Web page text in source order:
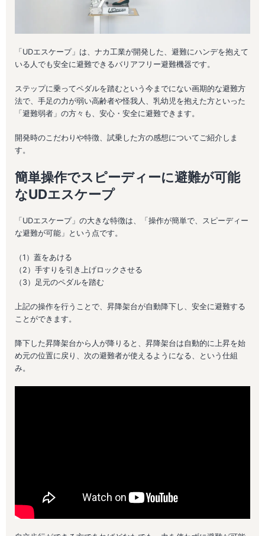
「UDエスケープ」は、ナカ工業が開発した、避難にハンデを抱えて
いる人でも安全に避難できるバリアフリー避難機器です。
ステップに乗ってペダルを踏むという今までにない画期的な避難方
法で、手足の力が弱い高齢者や怪我人、乳幼児を抱えた方といった
「避難弱者」の方々も、安心・安全に避難できます。
開発時のこだわりや特徴、試乗した方の感想についてご紹介しま
す。
簡単操作でスピーディーに避難が可能
なUDエスケープ
「UDエスケープ」の大きな特徴は、「操作が簡単で、スピーディー
な避難が可能」という点です。
（1）蓋をあける
（2）手すりを引き上げロックさせる
（3）足元のペダルを踏む
上記の操作を行うことで、昇降架台が自動降下し、安全に避難する
ことができます。
降下した昇降架台から人が降りると、昇降架台は自動的に上昇を始
め元の位置に戻り、次の避難者が使えるようになる、という仕組
み。